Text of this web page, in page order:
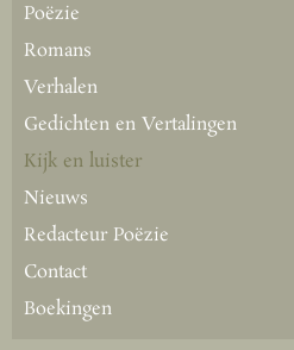
Poëzie
Romans
Verhalen
Gedichten en Vertalingen
Kijk en luister
Nieuws
Redacteur Poëzie
Contact
Boekingen